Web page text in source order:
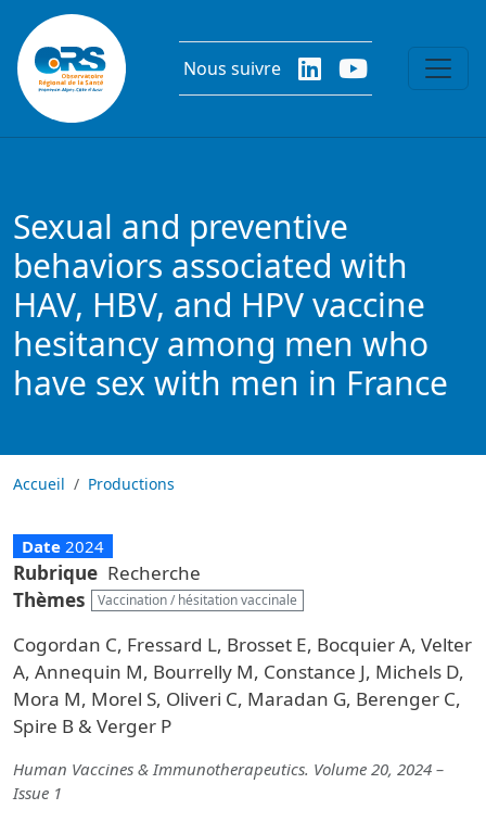
Aller au contenu principal
Nous suivre
Sexual and preventive
behaviors associated with
HAV, HBV, and HPV vaccine
hesitancy among men who
have sex with men in France
Accueil Productions
Date 2024
Rubrique Recherche
Thèmes
Vaccination / hésitation vaccinale
Cogordan C, Fressard L, Brosset E, Bocquier A, Velter
A, Annequin M, Bourrelly M, Constance J, Michels D,
Mora M, Morel S, Oliveri C, Maradan G, Berenger C,
Spire B & Verger P
Human Vaccines & Immunotherapeutics. Volume 20, 2024 –
Issue 1